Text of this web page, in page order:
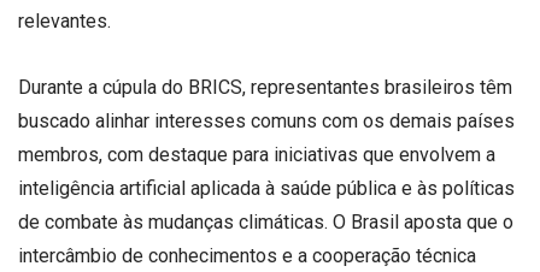
relevantes.
Durante a cúpula do BRICS, representantes brasileiros têm
buscado alinhar interesses comuns com os demais países
membros, com destaque para iniciativas que envolvem a
inteligência artificial aplicada à saúde pública e às políticas
de combate às mudanças climáticas. O Brasil aposta que o
intercâmbio de conhecimentos e a cooperação técnica